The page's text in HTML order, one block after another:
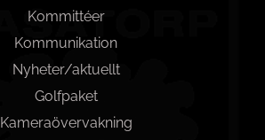
Kommittéer
Kommunikation
Nyheter/aktuellt
Golfpaket
Kameraövervakning